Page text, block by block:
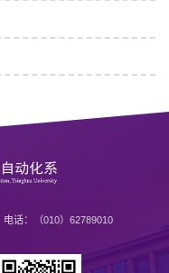
话：（010）62789010